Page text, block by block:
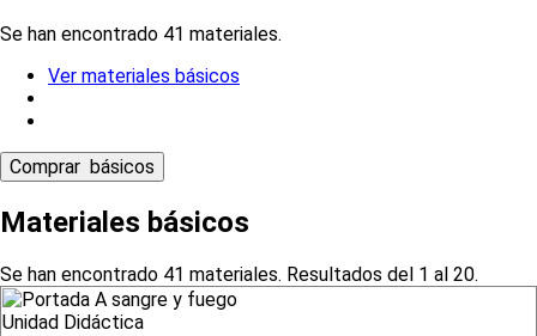
Se han encontrado 41 materiales.
Ver materiales básicos
Materiales básicos
Se han encontrado 41 materiales. Resultados del 1 al 20.
Unidad Didáctica